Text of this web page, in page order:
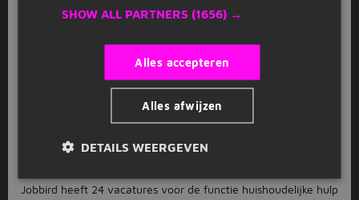
Hoe solliciteer ik als
Solliciteren voor de functie huishoudelijke hulp in Kerkrade
doe je direct op de website van Jobbird. Bij sommige
huishoudelijke hulp vacatures in Kerkrade word je
doorgestuurd naar de website van de werkgever.
Hoeveel huishoudelijke hulp
Jobbird heeft 24 vacatures voor de functie huishoudelijke hulp
SHOW ALL PARTNERS (1656) →
Alles accepteren
Alles afwijzen
DETAILS WEERGEVEN